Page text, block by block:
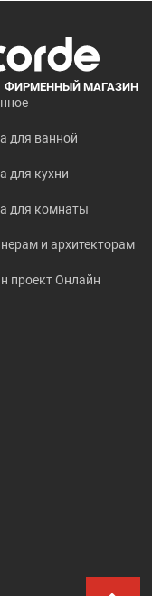
ФИРМЕННЫЙ МАГАЗИН
для ванной
для кухни
для комнаты
и архитекторам
проект Онлайн